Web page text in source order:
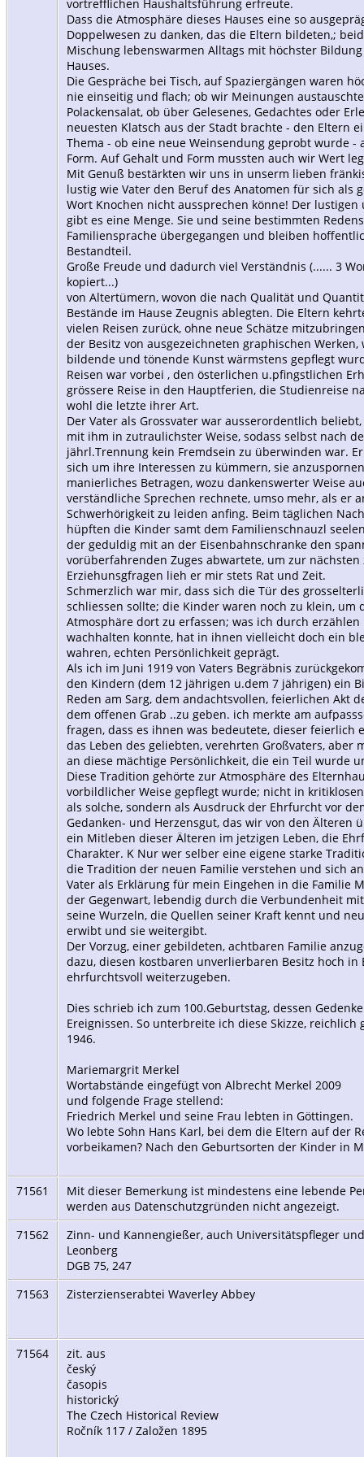
vortrefflichen Haushaltsführung erfreute.
Dass die Atmosphäre dieses Hauses eine so
Doppelwesen zu danken, das die Eltern bildeten,;
Mischung lebenswarmen Alltags mit höchster
Hauses.
Die Gespräche bei Tisch, auf Spaziergängen waren
nie einseitig und flach; ob wir Meinungen
Polackensalat, ob über Gelesenes, Gedachtes oder
neuesten Klatsch aus der Stadt brachte - den Eltern
Thema - ob eine neue Weinsendung geprobt wurde -
Form. Auf Gehalt und Form mussten auch wir Wert
Mit Genuß bestärkten wir uns in unserm lieben
lustig wie Vater den Beruf des Anatomen für sich als
Wort Knochen nicht aussprechen könne! Der
gibt es eine Menge. Sie und seine bestimmten
Familiensprache übergegangen und bleiben
Bestandteil.
Große Freude und dadurch viel Verständnis (...... 3
kopiert...)
von Altertümern, wovon die nach Qualität und
Bestände im Hause Zeugnis ablegten. Die Eltern
vielen Reisen zurück, ohne neue Schätze
der Besitz von ausgezeichneten graphischen
bildende und tönende Kunst wärmstens gepflegt
Reisen war vorbei , den österlichen u.pfingstlichen
grössere Reise in den Hauptferien, die Studienreise
wohl die letzte ihrer Art.
Der Vater als Grossvater war ausserordentlich
mit ihm in zutraulichster Weise, sodass selbst nach
jährl.Trennung kein Fremdsein zu überwinden war.
sich um ihre Interessen zu kümmern, sie
manierliches Betragen, wozu dankenswerter Weise
verständliche Sprechen rechnete, umso mehr, als er
Schwerhörigkeit zu leiden anfing. Beim täglichen
hüpften die Kinder samt dem Familienschnauzl
der geduldig mit an der Eisenbahnschranke den
vorüberfahrenden Zuges abwartete, um zur nächsten
Erziehunsgfragen lieh er mir stets Rat und Zeit.
Schmerzlich war mir, dass sich die Tür des
schliessen sollte; die Kinder waren noch zu klein, um
Atmosphäre dort zu erfassen; was ich durch
wachhalten konnte, hat in ihnen vielleicht doch ein
wahren, echten Persönlichkeit geprägt.
Als ich im Juni 1919 von Vaters Begräbnis
den Kindern (dem 12 jährigen u.dem 7 jährigen) ein
Reden am Sarg, dem andachtsvollen, feierlichen Akt
dem offenen Grab ..zu geben. ich merkte am
fragen, dass es ihnen was bedeutete, dieser feierlich
das Leben des geliebten, verehrten Großvaters, aber
an diese mächtige Persönlichkeit, die ein Teil wurde
Diese Tradition gehörte zur Atmosphäre des
vorbildlicher Weise gepflegt wurde; nicht in
als solche, sondern als Ausdruck der Ehrfurcht vor
Gedanken- und Herzensgut, das wir von den Älteren
ein Mitleben dieser Älteren im jetzigen Leben, die
Charakter. K Nur wer selber eine eigene starke
die Tradition der neuen Familie verstehen und sich
Vater als Erklärung für mein Eingehen in die Familie
der Gegenwart, lebendig durch die Verbundenheit
seine Wurzeln, die Quellen seiner Kraft kennt und
erwibt und sie weitergibt.
Der Vorzug, einer gebildeten, achtbaren Familie
dazu, diesen kostbaren unverlierbaren Besitz hoch
ehrfurchtsvoll weiterzugeben.
Dies schrieb ich zum 100.Geburtstag, dessen
Ereignissen. So unterbreite ich diese Skizze, reichlich
1946.
Mariemargrit Merkel
Wortabstände eingefügt von Albrecht Merkel 2009
und folgende Frage stellend:
Friedrich Merkel und seine Frau lebten in Göttingen.
Wo lebte Sohn Hans Karl, bei dem die Eltern auf der
vorbeikamen? Nach den Geburtsorten der Kinder in
71561
Mit dieser Bemerkung ist mindestens eine lebende
werden aus Datenschutzgründen nicht angezeigt.
71562
Zinn- und Kannengießer, auch Universitätspfleger
Leonberg
DGB 75, 247
71563
Zisterzienserabtei Waverley Abbey
71564
zit. aus
český
časopis
historický
The Czech Historical Review
Ročník 117 / Založen 1895